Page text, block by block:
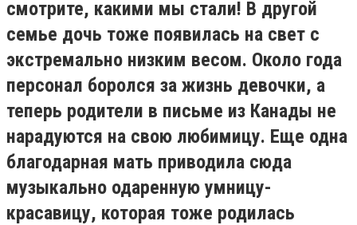
смотрите, какими мы стали! В другой
семье дочь тоже появилась на свет с
экстремально низким весом. Около года
персонал боролся за жизнь девочки, а
теперь родители в письме из Канады не
нарадуются на свою любимицу. Еще одна
благодарная мать приводила сюда
музыкально одаренную умницу-
красавицу, которая тоже родилась